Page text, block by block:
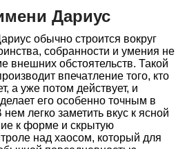
Дариус
обычно строится вокруг
собранности и умения не
внешних обстоятельств. Такой
впечатление того, кто
а уже потом действует, и
его особенно точным в
легко заметить вкус к ясной
к форме и скрытую
над хаосом, который для